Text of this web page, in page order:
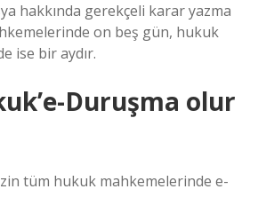
hakkında gerekçeli karar yazma
on beş gün, hukuk
ise bir aydır.
Duruşma olur
tüm hukuk mahkemelerinde e-